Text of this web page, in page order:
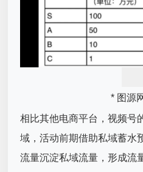
* 图源
相比其他电商平台，视频号
域，活动前期借助私域蓄水
流量沉淀私域流量，形成流